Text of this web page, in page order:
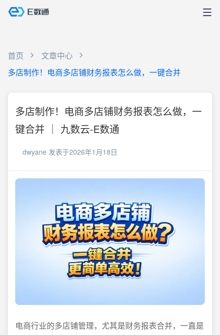
首页
文章中心
多店制作！电商多店铺财务报表怎么做，一键合并
多店制作！电商多店铺财务报表怎么做，一
键合并 ｜ 九数云-E数通
dwyane 发表于2026年1月18日
电商行业的多店铺管理，尤其是财务报表合并，一直是